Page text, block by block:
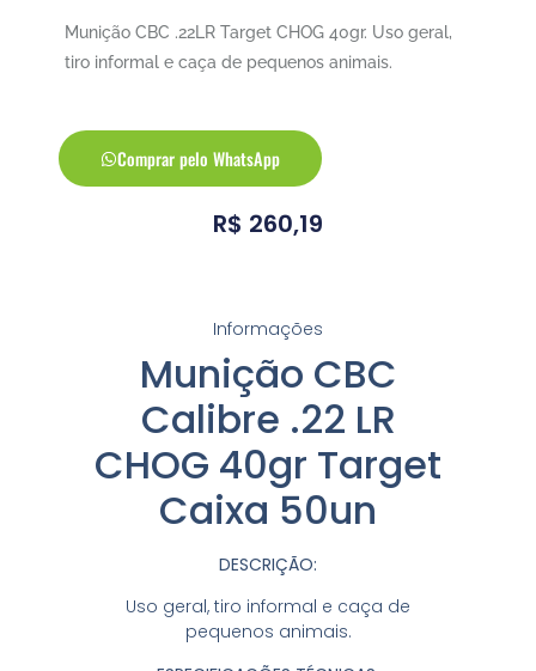
Munição CBC .22LR Target CHOG 40gr. Uso geral,
tiro informal e caça de pequenos animais.
Comprar pelo WhatsApp
R$ 260,19
Informações
Munição CBC
Calibre .22 LR
CHOG 40gr Target
Caixa 50un
DESCRIÇÃO:
Uso geral, tiro informal e caça de
pequenos animais.